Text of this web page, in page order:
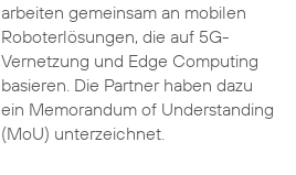
arbeiten gemeinsam an mobilen
Roboterlösungen, die auf 5G-
Vernetzung und Edge Computing
basieren. Die Partner haben dazu
ein Memorandum of Understanding
(MoU) unterzeichnet.